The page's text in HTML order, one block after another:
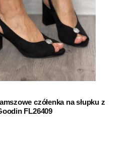
czółenka na słupku z
FL26409